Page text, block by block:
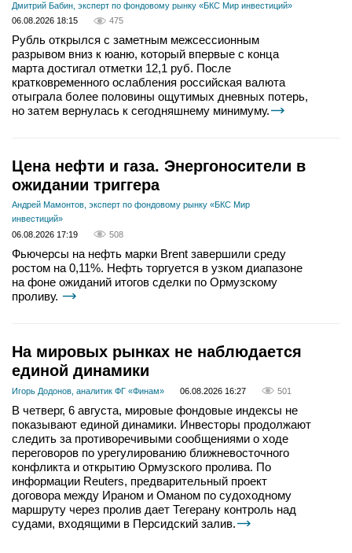
Дмитрий Бабин, эксперт по фондовому рынку «БКС Мир инвестиций»
06.08.2026 18:15
475
Рубль открылся с заметным межсессионным
разрывом вниз к юаню, который впервые с конца
марта достигал отметки 12,1 руб. После
кратковременного ослабления российская валюта
отыграла более половины ощутимых дневных потерь,
но затем вернулась к сегодняшнему минимуму.
Цена нефти и газа. Энергоносители в
ожидании триггера
Андрей Мамонтов, эксперт по фондовому рынку «БКС Мир
инвестиций»
06.08.2026 17:19
508
Фьючерсы на нефть марки Brent завершили среду
ростом на 0,11%. Нефть торгуется в узком диапазоне
на фоне ожиданий итогов сделки по Ормузскому
проливу.
На мировых рынках не наблюдается
единой динамики
Игорь Додонов, аналитик ФГ «Финам» 06.08.2026 16:27 501
В четверг, 6 августа, мировые фондовые индексы не
показывают единой динамики. Инвесторы продолжают
следить за противоречивыми сообщениями о ходе
переговоров по урегулированию ближневосточного
конфликта и открытию Ормузского пролива. По
информации Reuters, предварительный проект
договора между Ираном и Оманом по судоходному
маршруту через пролив дает Тегерану контроль над
судами, входящими в Персидский залив.